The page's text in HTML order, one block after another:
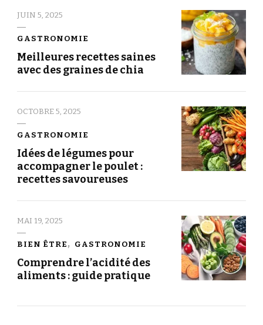
JUIN 5, 2025
GASTRONOMIE
Meilleures recettes saines
avec des graines de chia
OCTOBRE 5, 2025
GASTRONOMIE
Idées de légumes pour
accompagner le poulet :
recettes savoureuses
MAI 19, 2025
BIEN ÊTRE GASTRONOMIE
Comprendre l’acidité des
aliments : guide pratique